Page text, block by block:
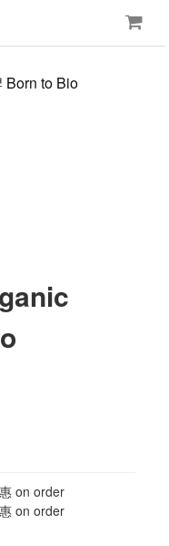
Born to Bio
on order
on order